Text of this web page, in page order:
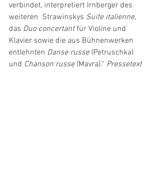
verbindet, interpretiert Irnberger des
weiteren  Strawinskys Suite italienne,
das Duo concertant für Violine und
Klavier sowie die aus Bühnenwerken
entlehnten Danse russe (Petruschka)
und Chanson russe (Mavra).“ Pressetext